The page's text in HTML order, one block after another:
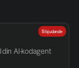
din AI-kodagent
Erbjudande